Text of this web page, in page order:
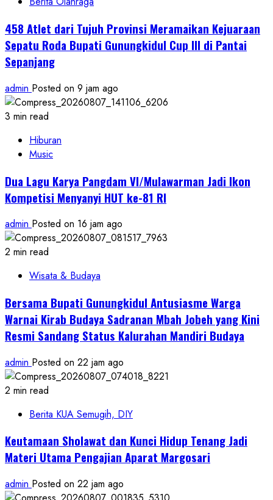
458 Atlet dari Tujuh Provinsi Meramaikan Kejuaraan
Sepatu Roda Bupati Gunungkidul Cup III di Pantai
Sepanjang
admin Posted on 9 jam ago
3 min read
Hiburan
Music
Dua Lagu Karya Pangdam VI/Mulawarman Jadi Ikon
Kompetisi Menyanyi HUT ke-81 RI
admin Posted on 16 jam ago
2 min read
Wisata & Budaya
Bersama Bupati Gunungkidul Antusiasme Warga
Warnai Kirab Budaya Sadranan Mbah Jobeh yang Kini
Resmi Sandang Status Kalurahan Mandiri Budaya
admin Posted on 22 jam ago
2 min read
Berita KUA Semugih, DIY
Keutamaan Sholawat dan Kunci Hidup Tenang Jadi
Materi Utama Pengajian Aparat Margosari
admin Posted on 22 jam ago